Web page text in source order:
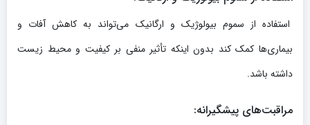
استفاده از سموم بیولوژیک و ارگانیک می‌تواند به کاهش آفات و
بیماری‌ها کمک کند بدون اینکه تأثیر منفی بر کیفیت و محیط زیست
داشته باشد.
مراقبت‌های پیشگیرانه: